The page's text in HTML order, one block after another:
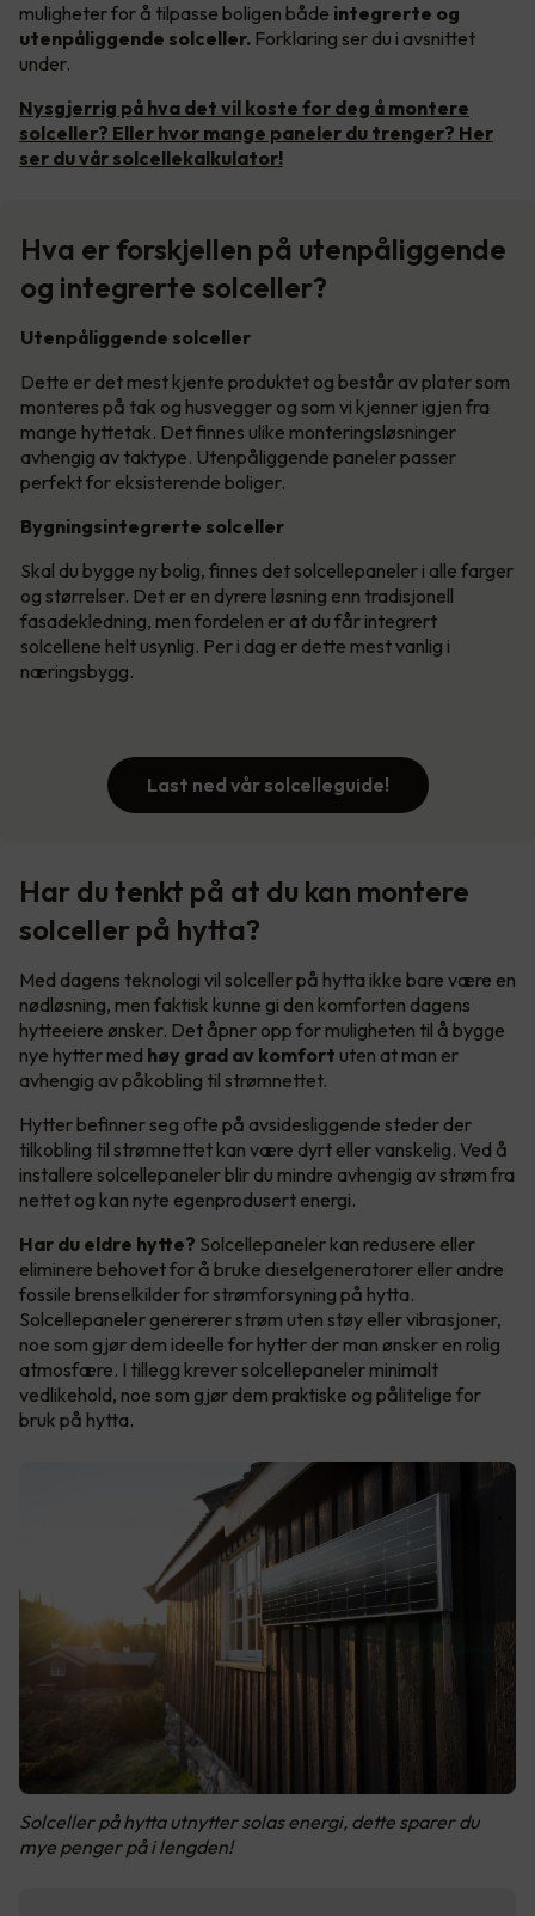
muligheter for å tilpasse boligen både integrerte og
utenpåliggende solceller. Forklaring ser du i avsnittet
under.
Nysgjerrig på hva det vil koste for deg å montere
solceller? Eller hvor mange paneler du trenger? Her
ser du vår solcellekalkulator!
Hva er forskjellen på utenpåliggende
og integrerte solceller?
Utenpåliggende solceller
Dette er det mest kjente produktet og består av plater som
monteres på tak og husvegger og som vi kjenner igjen fra
mange hyttetak. Det finnes ulike monteringsløsninger
avhengig av taktype. Utenpåliggende paneler passer
perfekt for eksisterende boliger.
Bygningsintegrerte solceller
Skal du bygge ny bolig, finnes det solcellepaneler i alle farger
og størrelser. Det er en dyrere løsning enn tradisjonell
fasadekledning, men fordelen er at du får integrert
solcellene helt usynlig. Per i dag er dette mest vanlig i
næringsbygg.
Last ned vår solcelleguide!
Har du tenkt på at du kan montere
solceller på hytta?
Med dagens teknologi vil solceller på hytta ikke bare være en
nødløsning, men faktisk kunne gi den komforten dagens
hytteeiere ønsker. Det åpner opp for muligheten til å bygge
nye hytter med høy grad av komfort uten at man er
avhengig av påkobling til strømnettet.
Hytter befinner seg ofte på avsidesliggende steder der
tilkobling til strømnettet kan være dyrt eller vanskelig. Ved å
installere solcellepaneler blir du mindre avhengig av strøm fra
nettet og kan nyte egenprodusert energi.
Har du eldre hytte? Solcellepaneler kan redusere eller
eliminere behovet for å bruke dieselgeneratorer eller andre
fossile brenselkilder for strømforsyning på hytta.
Solcellepaneler genererer strøm uten støy eller vibrasjoner,
noe som gjør dem ideelle for hytter der man ønsker en rolig
atmosfære. I tillegg krever solcellepaneler minimalt
vedlikehold, noe som gjør dem praktiske og pålitelige for
bruk på hytta.
Solceller på hytta utnytter solas energi, dette sparer du
mye penger på i lengden!